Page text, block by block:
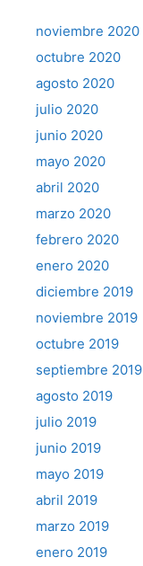
noviembre 2020
octubre 2020
agosto 2020
julio 2020
junio 2020
mayo 2020
abril 2020
marzo 2020
febrero 2020
enero 2020
diciembre 2019
noviembre 2019
octubre 2019
septiembre 2019
agosto 2019
julio 2019
junio 2019
mayo 2019
abril 2019
marzo 2019
enero 2019